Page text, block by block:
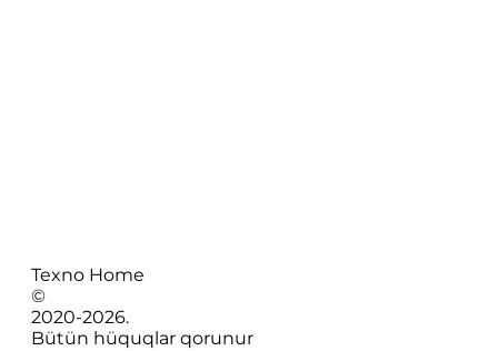
Texno Home
©
2020-2026.
Bütün hüquqlar qorunur